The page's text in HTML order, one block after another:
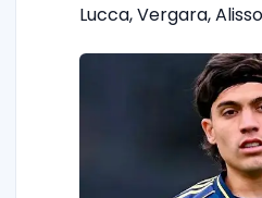
Lucca, Vergara,